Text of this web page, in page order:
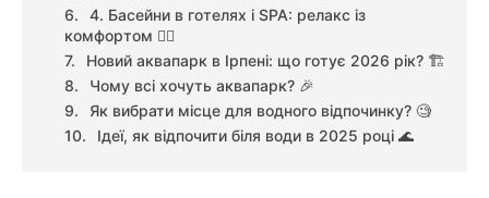
4. Басейни в готелях і SPA: релакс із
комфортом 🧖‍♀️
Новий аквапарк в Ірпені: що готує 2026 рік? 🏗️
Чому всі хочуть аквапарк? 🎉
Як вибрати місце для водного відпочинку? 🧐
Ідеї, як відпочити біля води в 2025 році 🌊